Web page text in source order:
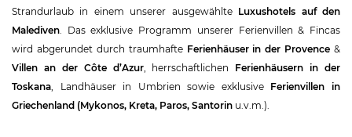
Strandurlaub in einem unserer ausgewählte Luxushotels auf den
Malediven. Das exklusive Programm unserer Ferienvillen & Fincas
wird abgerundet durch traumhafte Ferienhäuser in der Provence &
Villen an der Côte d’Azur, herrschaftlichen Ferienhäusern in der
Toskana, Landhäuser in Umbrien sowie exklusive Ferienvillen in
Griechenland (Mykonos, Kreta, Paros, Santorin u.v.m.).